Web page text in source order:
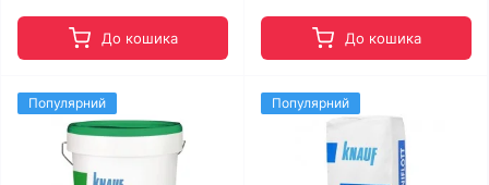
До кошика До кошика
Популярний Популярний